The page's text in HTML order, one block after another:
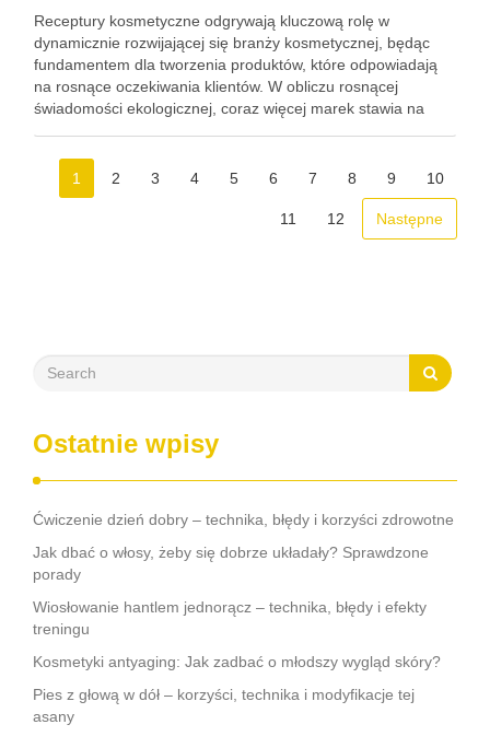
Receptury kosmetyczne odgrywają kluczową rolę w
dynamicznie rozwijającej się branży kosmetycznej, będąc
fundamentem dla tworzenia produktów, które odpowiadają
na rosnące oczekiwania klientów. W obliczu rosnącej
świadomości ekologicznej, coraz więcej marek stawia na
rozwoju i minimalizację …
1 2 3 4 5 6 7 8 9 10
11 12 Następne
Ostatnie wpisy
Ćwiczenie dzień dobry – technika, błędy i korzyści zdrowotne
Jak dbać o włosy, żeby się dobrze układały? Sprawdzone
porady
Wiosłowanie hantlem jednorącz – technika, błędy i efekty
treningu
Kosmetyki antyaging: Jak zadbać o młodszy wygląd skóry?
Pies z głową w dół – korzyści, technika i modyfikacje tej
asany